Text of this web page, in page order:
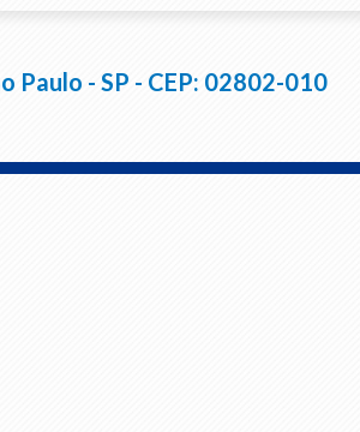
Paulo - SP - CEP: 02802-010